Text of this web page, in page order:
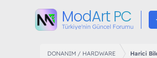
ModArt PC
Türkiye'nin Güncel Forumu
DONANIM / HARDWARE Harici